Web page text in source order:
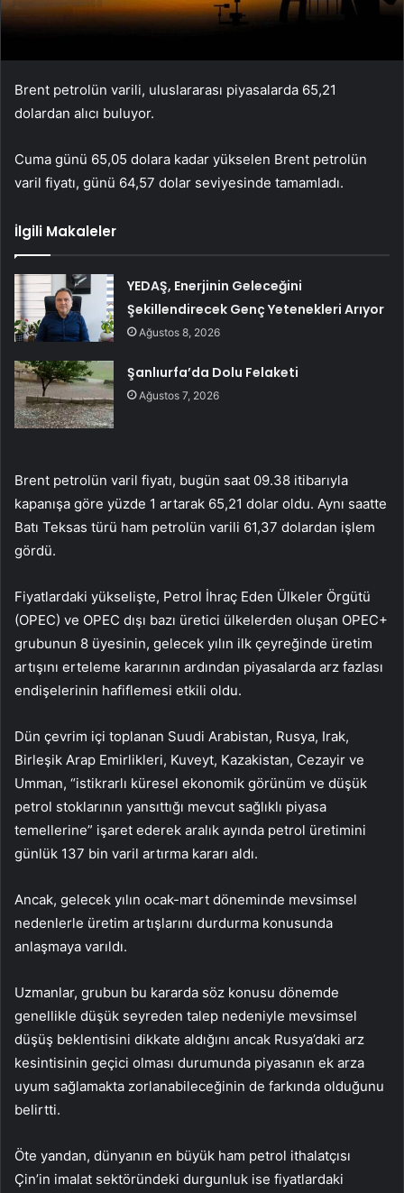
Brent petrolün varili, uluslararası piyasalarda 65,21
dolardan alıcı buluyor.
Cuma günü 65,05 dolara kadar yükselen Brent petrolün
varil fiyatı, günü 64,57 dolar seviyesinde tamamladı.
İlgili Makaleler
YEDAŞ, Enerjinin Geleceğini
Şekillendirecek Genç Yetenekleri Arıyor
Ağustos 8, 2026
Şanlıurfa’da Dolu Felaketi
Ağustos 7, 2026
Brent petrolün varil fiyatı, bugün saat 09.38 itibarıyla
kapanışa göre yüzde 1 artarak 65,21 dolar oldu. Aynı saatte
Batı Teksas türü ham petrolün varili 61,37 dolardan işlem
gördü.
Fiyatlardaki yükselişte, Petrol İhraç Eden Ülkeler Örgütü
(OPEC) ve OPEC dışı bazı üretici ülkelerden oluşan OPEC+
grubunun 8 üyesinin, gelecek yılın ilk çeyreğinde üretim
artışını erteleme kararının ardından piyasalarda arz fazlası
endişelerinin hafiflemesi etkili oldu.
Dün çevrim içi toplanan Suudi Arabistan, Rusya, Irak,
Birleşik Arap Emirlikleri, Kuveyt, Kazakistan, Cezayir ve
Umman, “istikrarlı küresel ekonomik görünüm ve düşük
petrol stoklarının yansıttığı mevcut sağlıklı piyasa
temellerine” işaret ederek aralık ayında petrol üretimini
günlük 137 bin varil artırma kararı aldı.
Ancak, gelecek yılın ocak-mart döneminde mevsimsel
nedenlerle üretim artışlarını durdurma konusunda
anlaşmaya varıldı.
Uzmanlar, grubun bu kararda söz konusu dönemde
genellikle düşük seyreden talep nedeniyle mevsimsel
düşüş beklentisini dikkate aldığını ancak Rusya’daki arz
kesintisinin geçici olması durumunda piyasanın ek arza
uyum sağlamakta zorlanabileceğinin de farkında olduğunu
belirtti.
Öte yandan, dünyanın en büyük ham petrol ithalatçısı
Çin’in imalat sektöründeki durgunluk ise fiyatlardaki